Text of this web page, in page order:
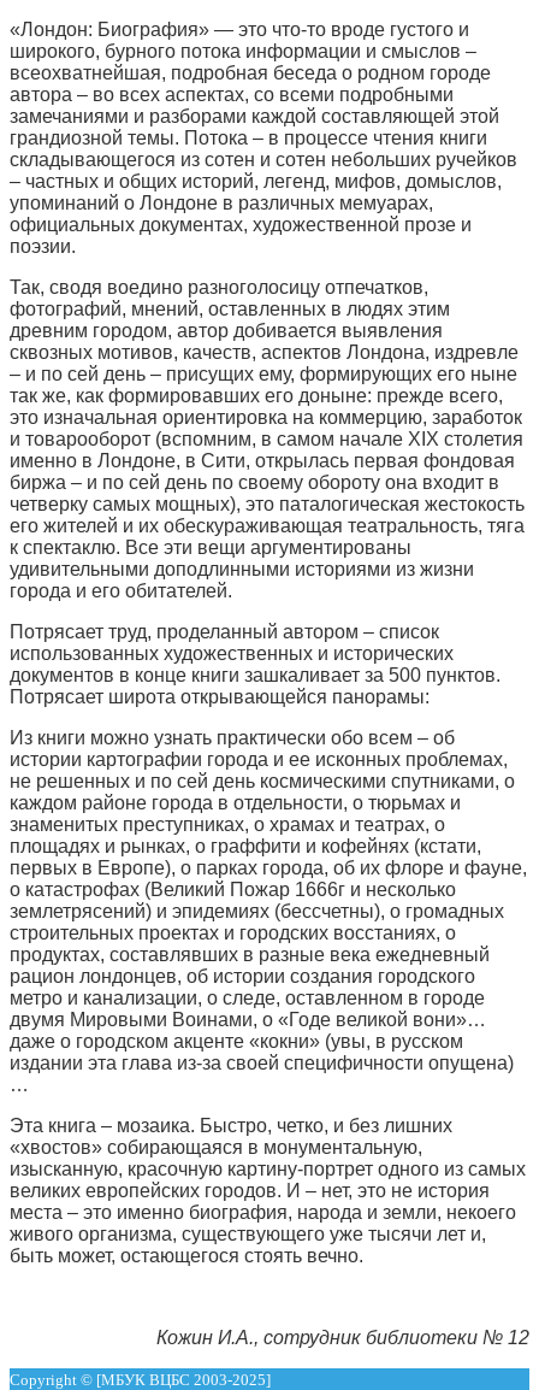
«Лондон: Биография» — это что-то вроде густого и
широкого, бурного потока информации и смыслов –
всеохватнейшая, подробная беседа о родном городе
автора – во всех аспектах, со всеми подробными
замечаниями и разборами каждой составляющей этой
грандиозной темы. Потока – в процессе чтения книги
складывающегося из сотен и сотен небольших ручейков
– частных и общих историй, легенд, мифов, домыслов,
упоминаний о Лондоне в различных мемуарах,
официальных документах, художественной прозе и
поэзии.
Так, сводя воедино разноголосицу отпечатков,
фотографий, мнений, оставленных в людях этим
древним городом, автор добивается выявления
сквозных мотивов, качеств, аспектов Лондона, издревле
– и по сей день – присущих ему, формирующих его ныне
так же, как формировавших его доныне: прежде всего,
это изначальная ориентировка на коммерцию, заработок
и товарооборот (вспомним, в самом начале XIX столетия
именно в Лондоне, в Сити, открылась первая фондовая
биржа – и по сей день по своему обороту она входит в
четверку самых мощных), это паталогическая жестокость
его жителей и их обескураживающая театральность, тяга
к спектаклю. Все эти вещи аргументированы
удивительными доподлинными историями из жизни
города и его обитателей.
Потрясает труд, проделанный автором – список
использованных художественных и исторических
документов в конце книги зашкаливает за 500 пунктов.
Потрясает широта открывающейся панорамы:
Из книги можно узнать практически обо всем – об
истории картографии города и ее исконных проблемах,
не решенных и по сей день космическими спутниками, о
каждом районе города в отдельности, о тюрьмах и
знаменитых преступниках, о храмах и театрах, о
площадях и рынках, о граффити и кофейнях (кстати,
первых в Европе), о парках города, об их флоре и фауне,
о катастрофах (Великий Пожар 1666г и несколько
землетрясений) и эпидемиях (бессчетны), о громадных
строительных проектах и городских восстаниях, о
продуктах, составлявших в разные века ежедневный
рацион лондонцев, об истории создания городского
метро и канализации, о следе, оставленном в городе
двумя Мировыми Воинами, о «Годе великой вони»…
даже о городском акценте «кокни» (увы, в русском
издании эта глава из-за своей специфичности опущена)
…
Эта книга – мозаика. Быстро, четко, и без лишних
«хвостов» собирающаяся в монументальную,
изысканную, красочную картину-портрет одного из самых
великих европейских городов. И – нет, это не история
места – это именно биография, народа и земли, некоего
живого организма, существующего уже тысячи лет и,
быть может, остающегося стоять вечно.
Кожин И.А., сотрудник библиотеки № 12
Copyright © [МБУК ВЦБС 2003-2025]